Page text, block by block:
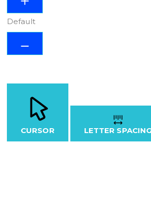
Default
CURSOR LETTER SPACING